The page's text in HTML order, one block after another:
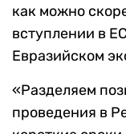
как можно
вступлении в
Евразийском
«Разделяем
проведения в